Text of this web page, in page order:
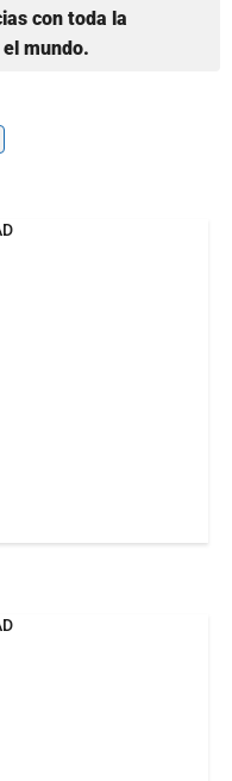
con toda la
mundo.